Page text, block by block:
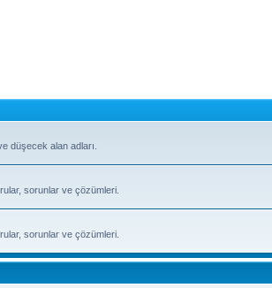
düşecek alan adları.
sorunlar ve çözümleri.
sorunlar ve çözümleri.